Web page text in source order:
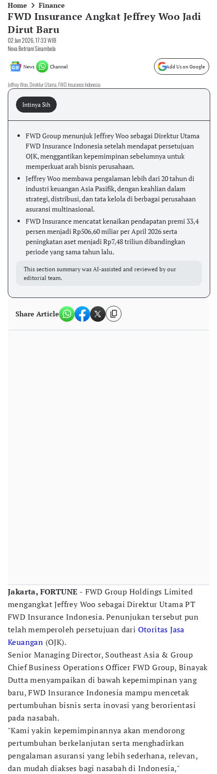
Home Finance
FWD Insurance Angkat Jeffrey Woo Jadi
Dirut Baru
02 Jun 2026, 17:33 WIB
Nova Betriani Sinambela
News Channel Add Us on Google
Jeffrey Woo, Direktur Utama, FWD Insurance Indonesia
Intinya Sih
FWD Group menunjuk Jeffrey Woo sebagai Direktur Utama
FWD Insurance Indonesia setelah mendapat persetujuan
OJK, menggantikan kepemimpinan sebelumnya untuk
memperkuat arah bisnis perusahaan.
Jeffrey Woo membawa pengalaman lebih dari 20 tahun di
industri keuangan Asia Pasifik, dengan keahlian dalam
strategi, distribusi, dan tata kelola di berbagai perusahaan
asuransi multinasional.
FWD Insurance mencatat kenaikan pendapatan premi 33,4
persen menjadi Rp506,60 miliar per April 2026 serta
peningkatan aset menjadi Rp7,48 triliun dibandingkan
periode yang sama tahun lalu.
This section summary was AI-assisted and reviewed by our
editorial team.
Share Article
Jakarta, FORTUNE - FWD Group Holdings Limited
mengangkat Jeffrey Woo sebagai Direktur Utama PT
FWD Insurance Indonesia. Penunjukan tersebut pun
telah memperoleh persetujuan dari Otoritas Jasa
Keuangan (OJK).
Senior Managing Director, Southeast Asia & Group
Chief Business Operations Officer FWD Group, Binayak
Dutta menyampaikan di bawah kepemimpinan yang
baru, FWD Insurance Indonesia mampu mencetak
pertumbuhan bisnis serta inovasi yang berorientasi
pada nasabah.
"Kami yakin kepemimpinannya akan mendorong
pertumbuhan berkelanjutan serta menghadirkan
pengalaman asuransi yang lebih sederhana, relevan,
dan mudah diakses bagi nasabah di Indonesia,"